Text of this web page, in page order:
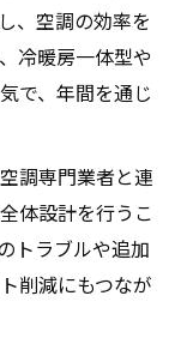
、空調の効率を
冷暖房一体型や
で、年間を通じ
調専門業者と連
体設計を行うこ
トラブルや追加
削減にもつなが